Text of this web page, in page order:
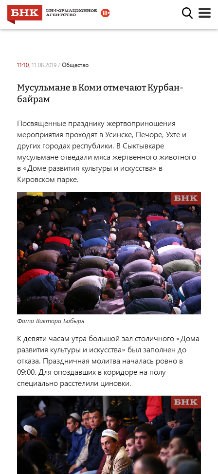
11:10, 11.08.2019 / общество
Мусульмане в Коми отмечают Курбан-
байрам
Посвященные празднику жертвоприношения
мероприятия проходят в Усинске, Печоре, Ухте и
других городах республики. В Сыктывкаре
мусульмане отведали мяса жертвенного животного
в «Доме развития культуры и искусства» в
Кировском парке.
Фото Виктора Бобыря
К девяти часам утра большой зал столичного «Дома
развития культуры и искусства» был заполнен до
отказа. Праздничная молитва началась ровно в
09:00. Для опоздавших в коридоре на полу
специально расстелили циновки.